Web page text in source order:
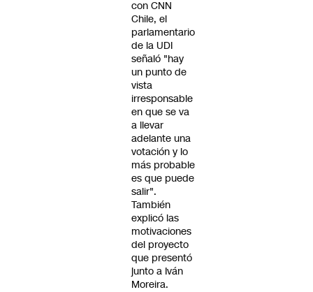
con CNN
Chile, el
parlamentario
de la UDI
señaló "hay
un punto de
vista
irresponsable
en que se va
a llevar
adelante una
votación y lo
más probable
es que puede
salir".
También
explicó las
motivaciones
del proyecto
que presentó
junto a Iván
Moreira.